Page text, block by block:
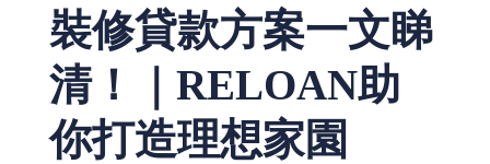
裝修貸款方案一文睇
清！｜RELOAN助
你打造理想家園